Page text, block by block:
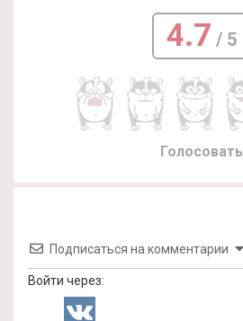
4.7 / 5
Голосовать
Подписаться на комментарии
Войти через: